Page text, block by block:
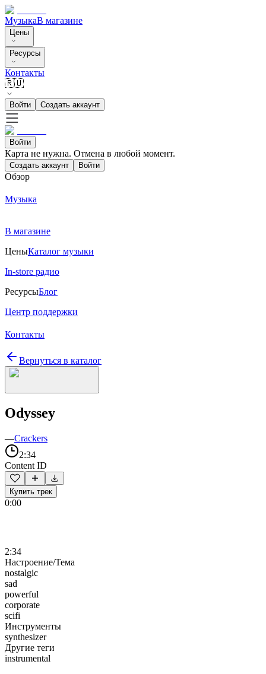
МузыкаВ магазине
Цены
Ресурсы
Контакты
🇷🇺
Войти Создать аккаунт
Войти
Карта не нужна. Отмена в любой момент.
Создать аккаунт Войти
Обзор
Музыка
В магазине
ЦеныКаталог музыки
In-store радио
РесурсыБлог
Центр поддержки
Контакты
Вернуться в каталог
Odyssey
—Crackers
2:34
Content ID
Купить трек
0:00
2:34
Настроение/Тема
nostalgic
sad
powerful
corporate
scifi
Инструменты
synthesizer
Другие теги
instrumental